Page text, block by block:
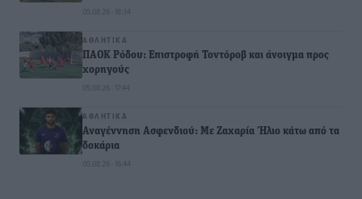
05.08.26 · 18:34
ΑΘΛΗΤΙΚΆ
ΠΑΟΚ Ρόδου: Επιστροφή Τοντόροβ και άνοιγμα προς
χορηγούς
05.08.26 · 17:44
ΑΘΛΗΤΙΚΆ
Αναγέννηση Ασφενδιού: Με Ζαχαρία Ήλιο κάτω από τα
δοκάρια
05.08.26 · 16:44